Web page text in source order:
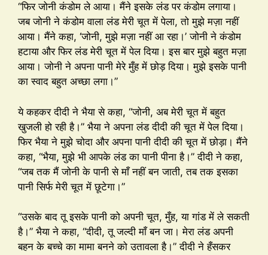
“फिर जोनी कंडोम ले आया। मैंने इसके लंड पर कंडोम लगाया।
जब जोनी ने कंडोम वाला लंड मेरी चूत में पेला, तो मुझे मज़ा नहीं
आया। मैंने कहा, ‘जोनी, मुझे मज़ा नहीं आ रहा।’ जोनी ने कंडोम
हटाया और फिर लंड मेरी चूत में पेल दिया। इस बार मुझे बहुत मज़ा
आया। जोनी ने अपना पानी मेरे मुँह में छोड़ दिया। मुझे इसके पानी
का स्वाद बहुत अच्छा लगा।”
ये कहकर दीदी ने भैया से कहा, “जोनी, अब मेरी चूत में बहुत
खुजली हो रही है।” भैया ने अपना लंड दीदी की चूत में पेल दिया।
फिर भैया ने मुझे चोदा और अपना पानी दीदी की चूत में छोड़ा। मैंने
कहा, “भैया, मुझे भी आपके लंड का पानी पीना है।” दीदी ने कहा,
“जब तक मैं जोनी के पानी से माँ नहीं बन जाती, तब तक इसका
पानी सिर्फ मेरी चूत में छूटेगा।”
“उसके बाद तू इसके पानी को अपनी चूत, मुँह, या गांड में ले सकती
है।” भैया ने कहा, “दीदी, तू जल्दी माँ बन जा। मेरा लंड अपनी
बहन के बच्चे का मामा बनने को उतावला है।” दीदी ने हँसकर